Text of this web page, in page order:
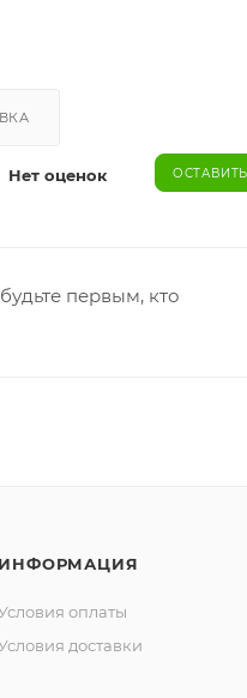
Нет оценок
первым, кто
ИНФОРМАЦИЯ
оплаты
доставки